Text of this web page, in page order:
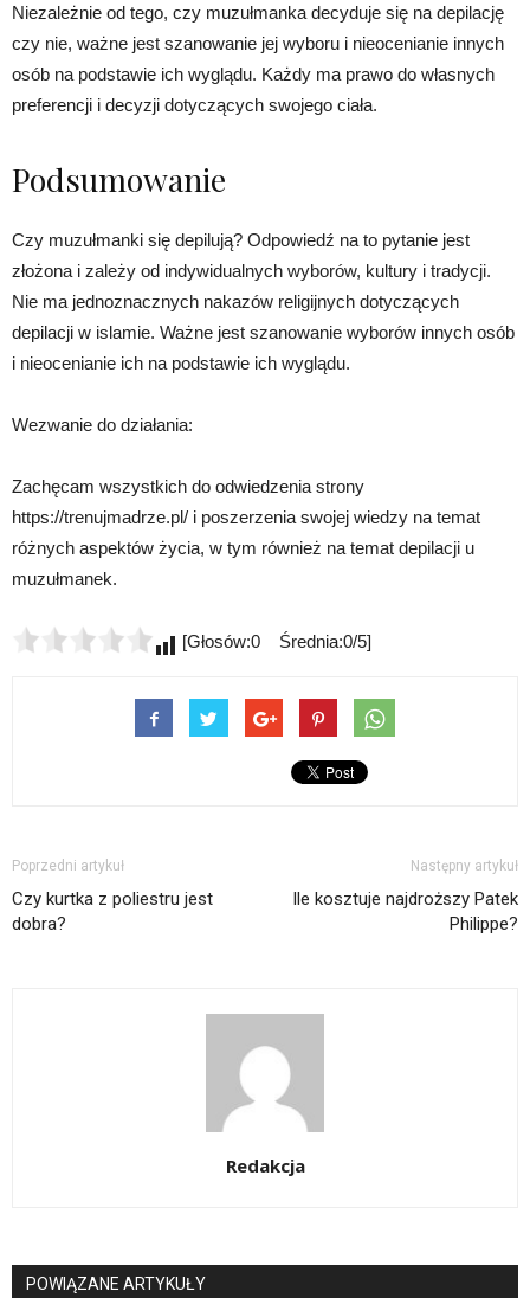
Niezależnie od tego, czy muzułmanka decyduje się na depilację
czy nie, ważne jest szanowanie jej wyboru i nieocenianie innych
osób na podstawie ich wyglądu. Każdy ma prawo do własnych
preferencji i decyzji dotyczących swojego ciała.
Podsumowanie
Czy muzułmanki się depilują? Odpowiedź na to pytanie jest
złożona i zależy od indywidualnych wyborów, kultury i tradycji.
Nie ma jednoznacznych nakazów religijnych dotyczących
depilacji w islamie. Ważne jest szanowanie wyborów innych osób
i nieocenianie ich na podstawie ich wyglądu.
Wezwanie do działania:
Zachęcam wszystkich do odwiedzenia strony
https://trenujmadrze.pl/ i poszerzenia swojej wiedzy na temat
różnych aspektów życia, w tym również na temat depilacji u
muzułmanek.
[Głosów:0 Średnia:0/5]
Poprzedni artykuł
Czy kurtka z poliestru jest
dobra?
Następny artykuł
Ile kosztuje najdroższy Patek
Philippe?
Redakcja
POWIĄZANE ARTYKUŁY